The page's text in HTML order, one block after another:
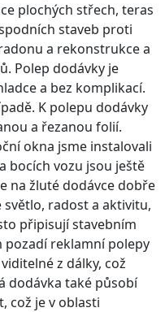
plochých střech, teras
staveb proti
a rekonstrukce a
Polep dodávky je
a bez komplikací.
K polepu dodávky
a řezanou folií.
okna jsme instalovali
bocích vozu jsou ještě
na žluté dodávce dobře
radost a aktivitu,
připisují stavebním
reklamní polepy
z dálky, což
dodávka také působí
což je v oblasti